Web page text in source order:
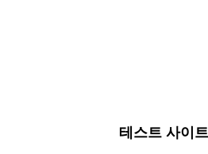
테스트 사이